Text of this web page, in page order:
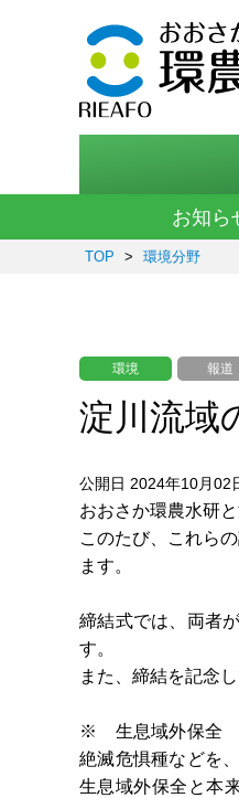
お知ら
TOP > 環境分野
環境 報道
淀川流域
公開日 2024年10月02
おおさか環農水研
このたび、これら
ます。
締結式では、両者
す。
また、締結を記念
※ 生息域外保全
絶滅危惧種などを
生息域外保全と本